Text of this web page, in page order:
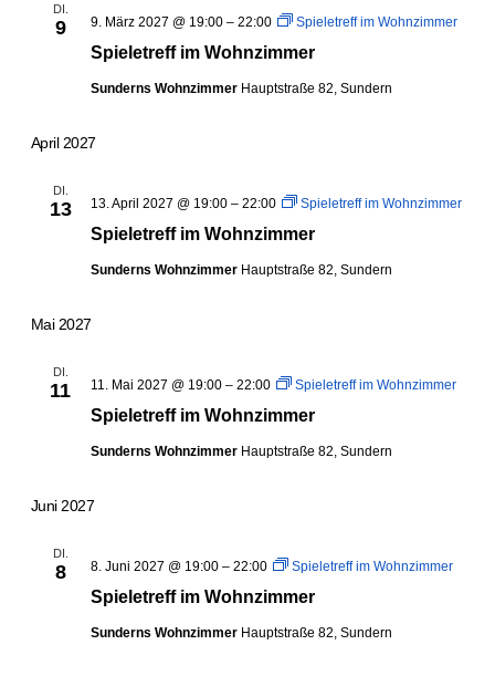
DI.
9
Spieletreff im Wohnzimmer
9. März 2027 @ 19:00– 22:00 Spieletreff im Wohnzimmer
Sunderns Wohnzimmer Hauptstraße 82, Sundern
April 2027
DI.
13
Spieletreff im Wohnzimmer
13. April 2027 @ 19:00– 22:00 Spieletreff im Wohnzimmer
Sunderns Wohnzimmer Hauptstraße 82, Sundern
Mai 2027
DI.
11
Spieletreff im Wohnzimmer
11. Mai 2027 @ 19:00– 22:00 Spieletreff im Wohnzimmer
Sunderns Wohnzimmer Hauptstraße 82, Sundern
Juni 2027
DI.
8
Spieletreff im Wohnzimmer
8. Juni 2027 @ 19:00– 22:00 Spieletreff im Wohnzimmer
Sunderns Wohnzimmer Hauptstraße 82, Sundern